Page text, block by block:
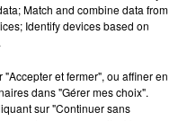
Vacances : inscrivez-
Match and combine data from
Identify devices based on
et fermer", ou affiner en
dans "Gérer mes choix".
sur "Continuer sans